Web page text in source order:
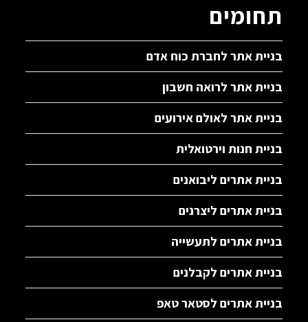
תחומים
בניית אתר לחברת כוח אדם
בניית אתר לרואה חשבון
בניית אתר לאולם אירועים
בניית חנות וירטואלית
בניית אתרים ליבואנים
בניית אתרים ליצרנים
בניית אתרים לתעשייה
בניית אתרים לקבלנים
בניית אתרים לסטאר טאפ